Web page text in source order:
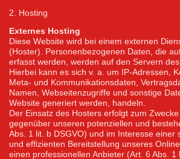
2. Hosting
Externes Hosting
Diese Website wird bei einem externen
(Hoster). Personenbezogenen Daten, die
erfasst werden, werden auf den Servern
Hierbei kann es sich v. a. um IP-Adressen,
Meta- und Kommunikationsdaten,
Namen, Webseitenzugriffe und sonstige
Website generiert werden, handeln.
Der Einsatz des Hosters erfolgt zum
gegenüber unseren potenziellen und
Abs. 1 lit. b DSGVO) und im Interesse einer
und effizienten Bereitstellung unseres
einen professionellen Anbieter (Art. 6 Abs. 1